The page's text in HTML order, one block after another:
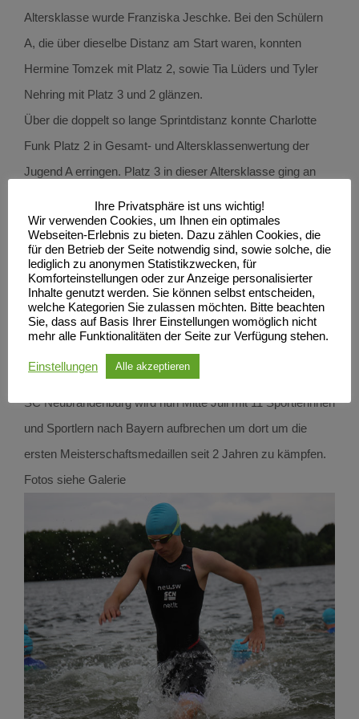
Altersklasse wurde Franziska Jeschke. Bei den Schülern
A, die über dieselbe Distanz am Start waren, konnten
Hermine Tomzek mit Platz 2, sowie Tia Lüders und Tyler
Nehring mit Platz 3 und 2 glänzen.
Über die doppelt so lange Sprintdistanz konnte Charlotte
Funk Platz 2 in Gesamt- und Altersklassenwertung der
Jugend A erringen. Platz 3 in dieser Altersklasse ging an
Duske und Lea Klinkenberg die Plätze 2 und 3.
Nach dem Wettkampf, der von Landestrainer Frank
Heimerdinger als letzte Qualifikationsmöglichkeit für die
TVMV Auswahl für die Deutschen
Nachwuchsmeisterschaften in Schongau ausgeschrieben
wurde, wurde von den Trainern und Leistungssportwart Dirk
Melcher das endgültige DM Team MV 2021 nominiert. Der
SC Neubrandenburg wird nun Mitte Juli mit 11 Sportlerinnen
und Sportlern nach Bayern aufbrechen um dort um die
ersten Meisterschaftsmedaillen seit 2 Jahren zu kämpfen.
Fotos siehe Galerie
Ihre Privatsphäre ist uns wichtig!
Wir verwenden Cookies, um Ihnen ein optimales
Webseiten-Erlebnis zu bieten. Dazu zählen Cookies, die
für den Betrieb der Seite notwendig sind, sowie solche, die
lediglich zu anonymen Statistikzwecken, für
Komforteinstellungen oder zur Anzeige personalisierter
Inhalte genutzt werden. Sie können selbst entscheiden,
welche Kategorien Sie zulassen möchten. Bitte beachten
Sie, dass auf Basis Ihrer Einstellungen womöglich nicht
mehr alle Funktionalitäten der Seite zur Verfügung stehen.
Einstellungen Alle akzeptieren